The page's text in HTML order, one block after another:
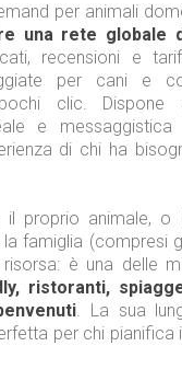
per animali
una rete globale
recensioni e
per cani e
clic.
e
di chi ha
proprio animale, o
famiglia (compresi
è una delle
ristoranti,
. La sua
per chi pianifica